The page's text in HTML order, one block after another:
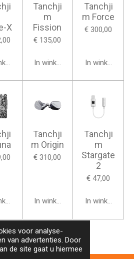
voor analyse-
van advertenties. Door
de site gaat u hiermee
X
Tanchji
m
Fission
€ 135,00
In winkelwagen
Tanchji
m Force
€ 300,00
In winkelwagen
Tanchji
m Origin
€ 310,00
In winkelwagen
Tanchji
m
Stargate
2
€ 47,00
In winkelwagen